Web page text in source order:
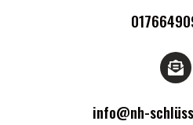
info@nh-